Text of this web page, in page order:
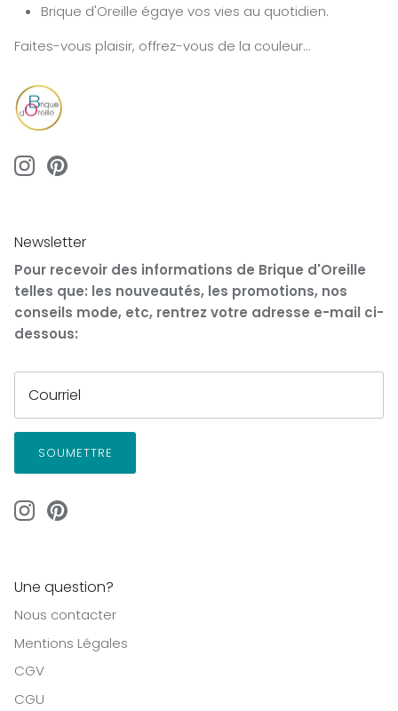
Brique d'Oreille égaye vos vies au quotidien.
Faites-vous plaisir, offrez-vous de la couleur...
Newsletter
Pour recevoir des informations de Brique d'Oreille
telles que: les nouveautés, les promotions, nos
conseils mode, etc, rentrez votre adresse e-mail ci-
dessous:
SOUMETTRE
Une question?
Nous contacter
Mentions Légales
CGV
CGU